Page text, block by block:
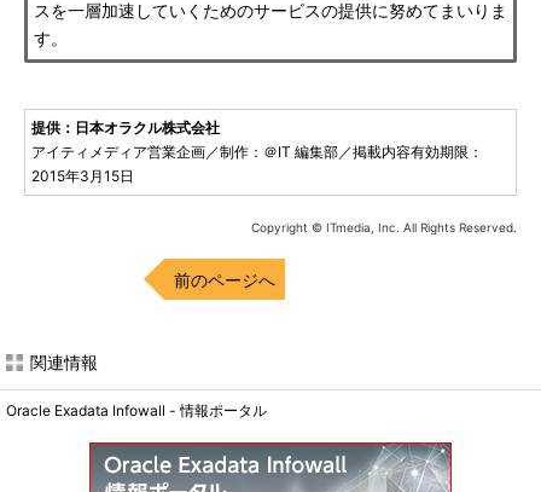
スを一層加速していくためのサービスの提供に努めてまいりま
す。
提供：日本オラクル株式会社
アイティメディア営業企画／制作：＠IT 編集部／掲載内容有効期限：
2015年3月15日
Copyright © ITmedia, Inc. All Rights Reserved.
前のページへ
関連情報
Oracle Exadata Infowall - 情報ポータル